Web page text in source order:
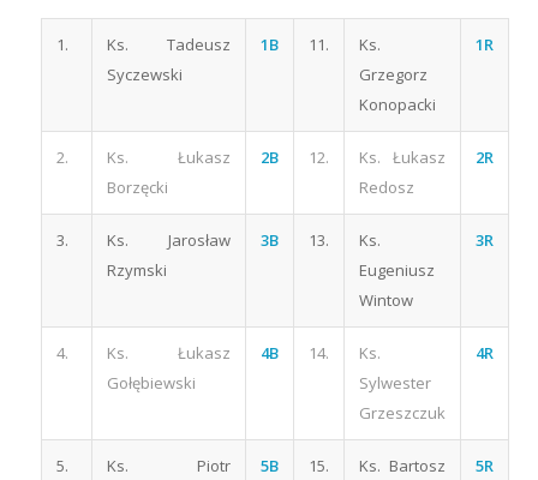
1.
Ks. Tadeusz
Syczewski
1B 11.
Ks.
Grzegorz
Konopacki
1R
2.
Ks. Łukasz
Borzęcki
2B 12.
Ks. Łukasz
Redosz
2R
3.
Ks. Jarosław
Rzymski
3B 13.
Ks.
Eugeniusz
Wintow
3R
4.
Ks. Łukasz
Gołębiewski
4B 14.
Ks.
Sylwester
Grzeszczuk
4R
5.
Ks. Piotr
5B 15.
Ks. Bartosz
5R